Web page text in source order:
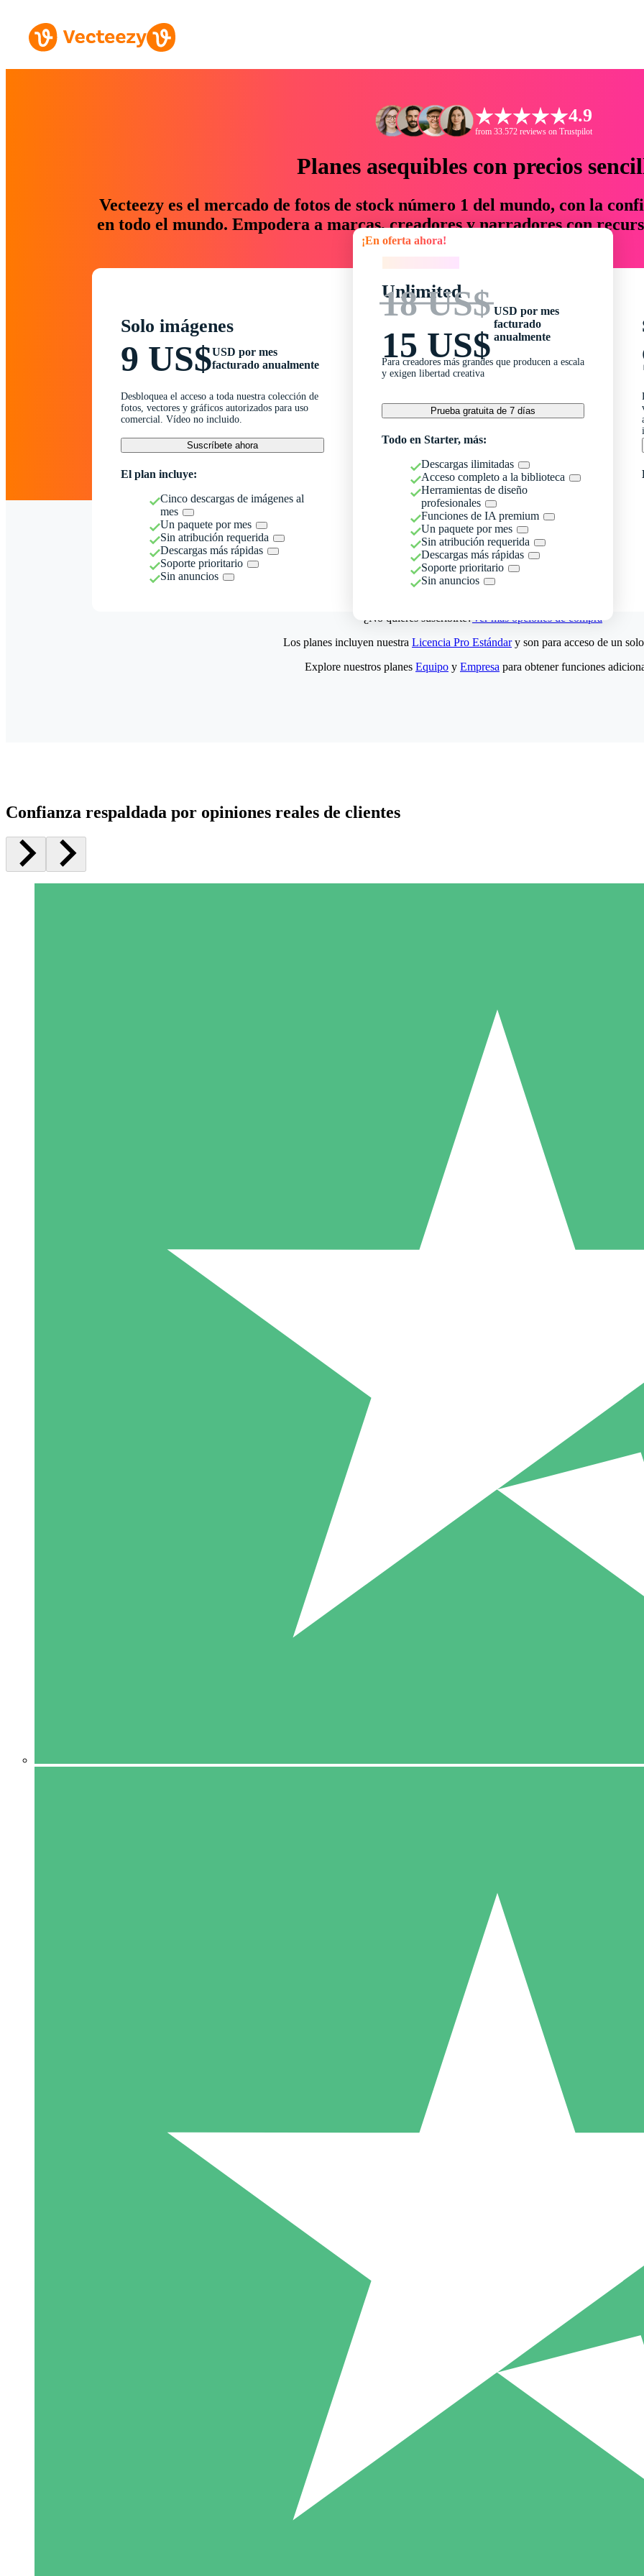
4.9
from 33.572 reviews on Trustpilot
Planes asequibles con precios
Vecteezy es el mercado de fotos de stock número 1 del mundo, con la
en todo el mundo. Empodera a marcas, creadores y narradores con
un 76 % en tiempo y presupuesto.
Solo imágenes
9 US$USD por mes
facturado anualmente
Desbloquea el acceso a toda nuestra colección de
fotos, vectores y gráficos autorizados para uso
comercial. Vídeo no incluido.
Suscríbete ahora
El plan incluye:
Cinco descargas de imágenes al
mes
Un paquete por mes
Sin atribución requerida
Descargas más rápidas
Soporte prioritario
Sin anuncios
¡En oferta ahora!
Unlimited
18 US$
15 US$
USD por mes
facturado
anualmente
Para creadores más grandes que producen a escala
y exigen libertad creativa
Prueba gratuita de 7 días
Todo en Starter, más:
Descargas ilimitadas
Acceso completo a la biblioteca
Herramientas de diseño
profesionales
Funciones de IA premium
Un paquete por mes
Sin atribución requerida
Descargas más rápidas
Soporte prioritario
Sin anuncios
¿No quieres suscribirte?Ver más opciones de compra
5 Descargas
15
Los planes incluyen nuestra Licencia Pro Estándary son para acceso de un
Explore nuestros planes Equipo y Empresa para obtener funciones
Confianza respaldada por opiniones reales de clientes